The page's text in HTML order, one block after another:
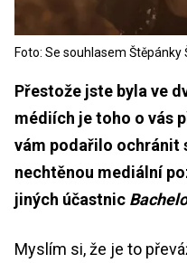
Foto: Se souhlasem Štěpánky
Přestože jste byla ve
médiích je toho o vás
vám podařilo ochránit
nechtěnou mediální
jiných účastnic
Myslím si, že je to